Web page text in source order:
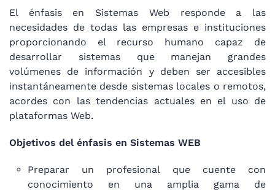
El énfasis en Sistemas Web responde a las
necesidades de todas las empresas e instituciones
proporcionando el recurso humano capaz de
desarrollar sistemas que manejan grandes
volúmenes de información y deben ser accesibles
instantáneamente desde sistemas locales o remotos,
acordes con las tendencias actuales en el uso de
plataformas Web.
Objetivos del énfasis en Sistemas WEB
Preparar un profesional que cuente con
conocimiento en una amplia gama de